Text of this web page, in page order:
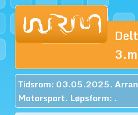
Tidsrom: 03.05.2025.
Motorsport. Løpsform: .